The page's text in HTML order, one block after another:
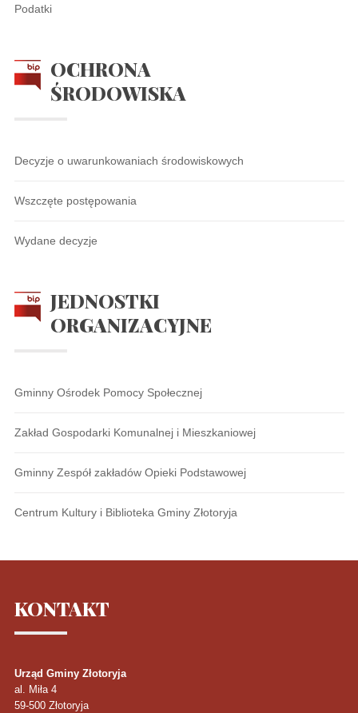
Podatki
OCHRONA
ŚRODOWISKA
Decyzje o uwarunkowaniach środowiskowych
Wszczęte postępowania
Wydane decyzje
JEDNOSTKI
ORGANIZACYJNE
Gminny Ośrodek Pomocy Społecznej
Zakład Gospodarki Komunalnej i Mieszkaniowej
Gminny Zespół zakładów Opieki Podstawowej
Centrum Kultury i Biblioteka Gminy Złotoryja
KONTAKT
Urząd Gminy Złotoryja
al. Miła 4
59-500 Złotoryja